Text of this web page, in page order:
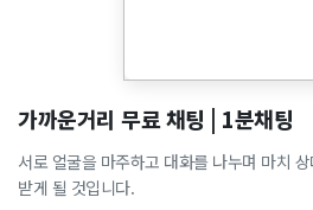
가까운거리 무료 채팅 | 1분채팅
서로 얼굴을 마주하고 대화를 나누며 마치
받게 될 것입니다.